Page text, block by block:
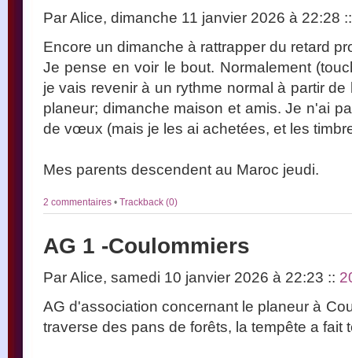
Par Alice, dimanche 11 janvier 2026 à 22:28 ::
Encore un dimanche à rattrapper du retard
Je pense en voir le bout. Normalement
je vais revenir à un rythme normal à partir
planeur; dimanche maison et amis. Je n'ai
de vœux (mais je les ai achetées, et les
Mes parents descendent au Maroc jeudi.
2 commentaires • Trackback (0)
AG 1 -Coulommiers
Par Alice, samedi 10 janvier 2026 à 22:23 ::
AG d'association concernant le planeur à
traverse des pans de forêts, la tempête a fait